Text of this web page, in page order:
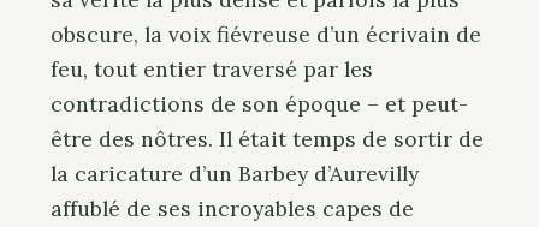
obscure, la voix fiévreuse d’un écrivain de
feu, tout entier traversé par les
contradictions de son époque – et peut-
être des nôtres. Il était temps de sortir de
la caricature d’un Barbey d’Aurevilly
affublé de ses incroyables capes de